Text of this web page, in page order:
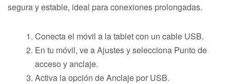
segura y estable, ideal para conexiones prolongadas.
Conecta el móvil a la tablet con un cable USB.
En tu móvil, ve a Ajustes y selecciona Punto de
acceso y anclaje.
Activa la opción de Anclaje por USB.